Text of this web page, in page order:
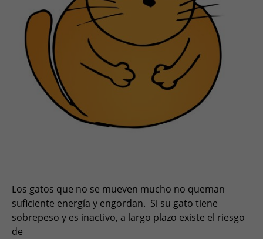
Los gatos que no se mueven mucho no queman
suficiente energía y engordan. Si su gato tiene
sobrepeso y es inactivo, a largo plazo existe el riesgo
de